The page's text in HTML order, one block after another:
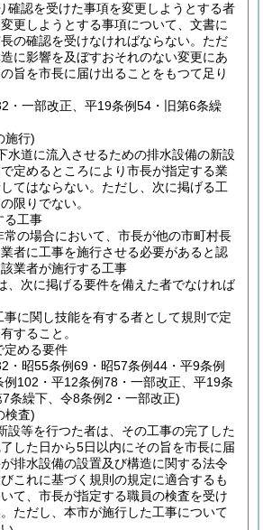
確認を受けた事項を変更しようとする者
更しようとする事項について、文書に
の確認を受けなければならない。 ただ
に影響を及ぼすおそれのない変更にあ
旨を市長に届け出ることをもつて足り
・一部改正、平19条例54・旧第6条繰
施行)
水道に流入させるための排水設備の新設
定めるところにより市長が指定する業
てはならない。 ただし、次に掲げる工
限りでない。
る工事
常の場合において、市長が他の市町村長
者に工事を施行させる必要があると認
業者が施行する工事
、次に掲げる要件を備えた者でなければ
事に関し技能を有する者として規則で定
すること。
定める要件
・昭55条例69・昭57条例44・平9条例
例102・平12条例78・一部改正、平19条
条繰下、令8条例2・一部改正)
検査)
設等を行つた者は、その工事の完了した
した日から5日以内にその旨を市長に届
排水設備の設置及び構造に関する法令
これに基づく規則の規定に適合するも
て、市長が指定する職員の検査を受け
ただし、本市が施行した工事について